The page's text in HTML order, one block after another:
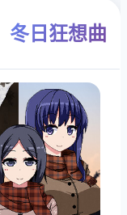
冬日狂想曲